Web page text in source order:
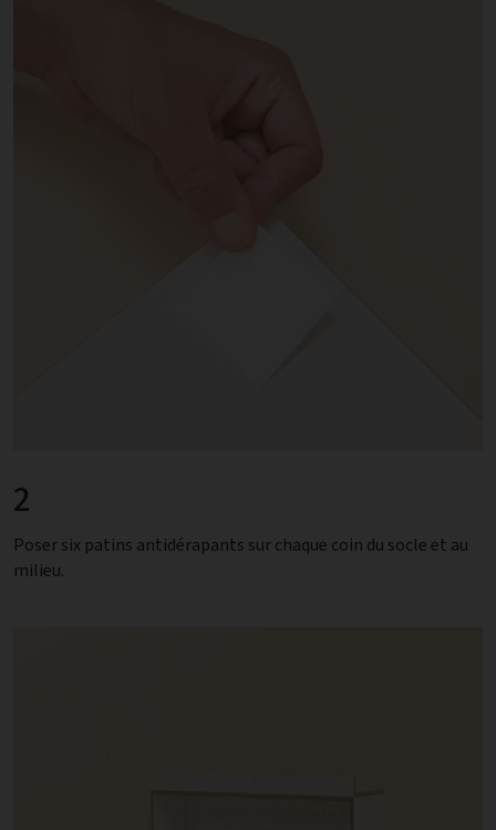
2
Poser six patins antidérapants sur chaque coin du socle et au
milieu.